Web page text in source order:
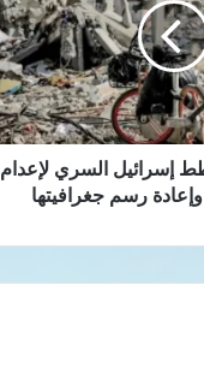
إسرائيل السري لإعدام
رسم جغرافيتها